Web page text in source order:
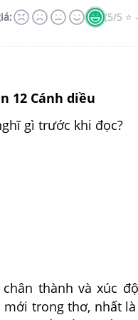
(5/5 ⭐
12 Cánh diều
gì trước khi đọc?
thành và xúc
trong thơ, nhất